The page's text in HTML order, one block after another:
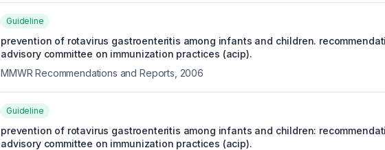
Guideline
prevention of rotavirus gastroenteritis among infants and children.
advisory committee on immunization practices (acip).
MMWR Recommendations and Reports 2006
Guideline
prevention of rotavirus gastroenteritis among infants and children:
advisory committee on immunization practices (acip).